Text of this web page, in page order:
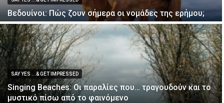
Βεδουίνοι: Πώς ζουν σήμερα οι νομάδες της ερήμου;
SAY YES ...& GET IMPRESSED
Singing Beaches: Οι παραλίες που… τραγουδούν και το
μυστικό πίσω από το φαινόμενο